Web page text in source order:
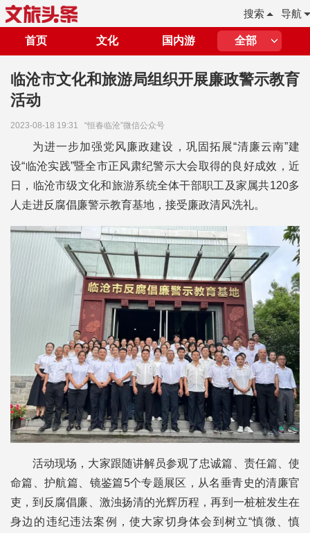
导航
搜索
首页 文化 国内游 全部
临沧市文化和旅游局组织开展廉政警示教育
活动
2023-08-18 19:31 “恒春临沧”微信公众号
为进一步加强党风廉政建设，巩固拓展“清廉云南”建
设“临沧实践”暨全市正风肃纪警示大会取得的良好成效，近
日，临沧市级文化和旅游系统全体干部职工及家属共120多
人走进反腐倡廉警示教育基地，接受廉政清风洗礼。
活动现场，大家跟随讲解员参观了忠诚篇、责任篇、使
命篇、护航篇、镜鉴篇5个专题展区，从名垂青史的清廉官
吏，到反腐倡廉、激浊扬清的光辉历程，再到一桩桩发生在
身边的违纪违法案例，使大家切身体会到树立“慎微、慎